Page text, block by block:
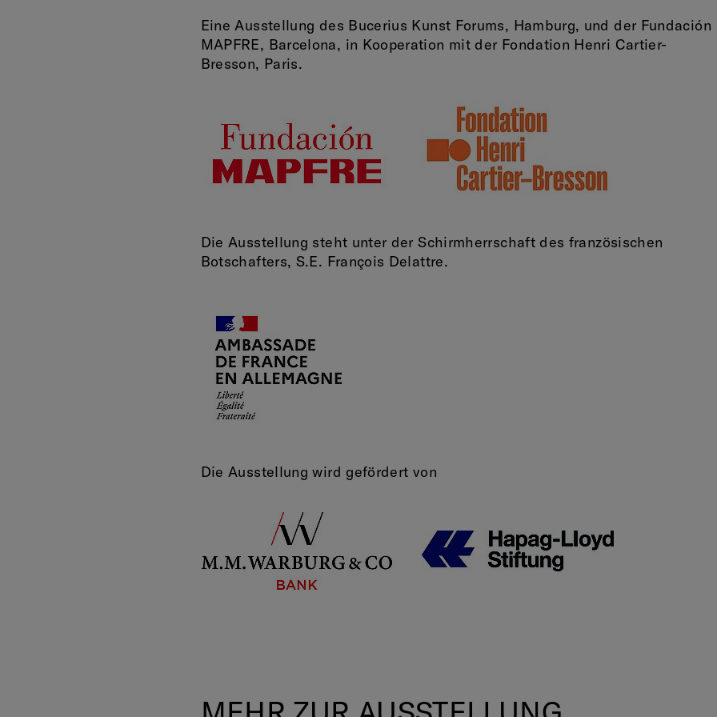
Eine Ausstellung des Bucerius Kunst Forums, Hamburg, und der Fundación
MAPFRE, Barcelona, in Kooperation mit der Fondation Henri Cartier-
Bresson, Paris.
Die Ausstellung steht unter der Schirmherrschaft des französischen
Botschafters, S.E. François Delattre.
Die Ausstellung wird gefördert von